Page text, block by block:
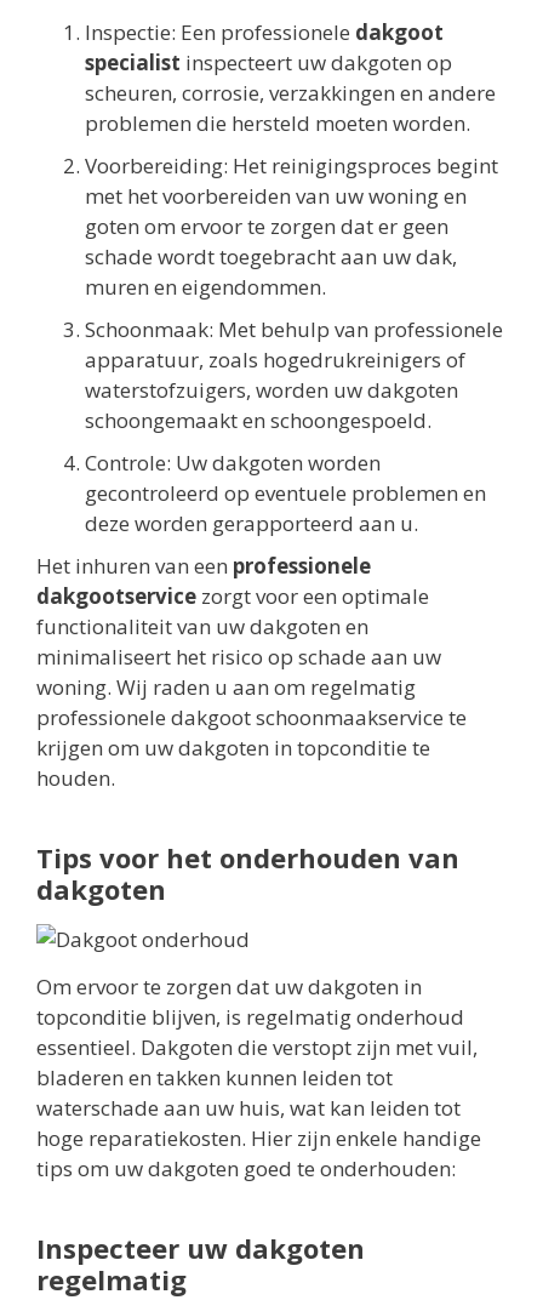
Inspectie: Een professionele dakgoot
specialist inspecteert uw dakgoten op
scheuren, corrosie, verzakkingen en andere
problemen die hersteld moeten worden.
Voorbereiding: Het reinigingsproces begint
met het voorbereiden van uw woning en
goten om ervoor te zorgen dat er geen
schade wordt toegebracht aan uw dak,
muren en eigendommen.
Schoonmaak: Met behulp van professionele
apparatuur, zoals hogedrukreinigers of
waterstofzuigers, worden uw dakgoten
schoongemaakt en schoongespoeld.
Controle: Uw dakgoten worden
gecontroleerd op eventuele problemen en
deze worden gerapporteerd aan u.
Het inhuren van een professionele
dakgootservice zorgt voor een optimale
functionaliteit van uw dakgoten en
minimaliseert het risico op schade aan uw
woning. Wij raden u aan om regelmatig
professionele dakgoot schoonmaakservice te
krijgen om uw dakgoten in topconditie te
houden.
Tips voor het onderhouden van
dakgoten
Om ervoor te zorgen dat uw dakgoten in
topconditie blijven, is regelmatig onderhoud
essentieel. Dakgoten die verstopt zijn met vuil,
bladeren en takken kunnen leiden tot
waterschade aan uw huis, wat kan leiden tot
hoge reparatiekosten. Hier zijn enkele handige
tips om uw dakgoten goed te onderhouden:
Inspecteer uw dakgoten
regelmatig